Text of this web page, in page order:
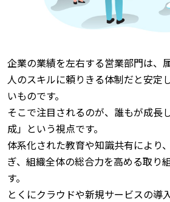
企業の業績を左右する営業部門は、
人のスキルに頼りきる体制だと安定
いものです。
そこで注目されるのが、誰もが成長
成」という視点です。
体系化された教育や知識共有により
ぎ、組織全体の総合力を高める取り
す。
とくにクラウドや新規サービスの導